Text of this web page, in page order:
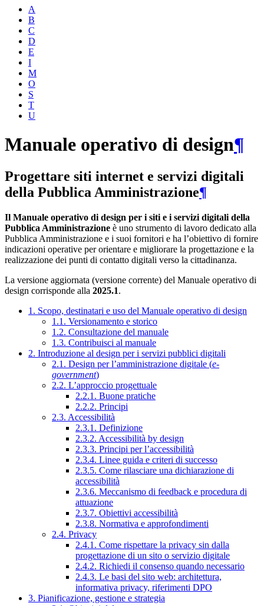
A
B
C
D
E
I
M
O
S
T
U
Manuale operativo di design¶
Progettare siti internet e servizi digitali
della Pubblica Amministrazione¶
Il Manuale operativo di design per i siti e i servizi digitali della
Pubblica Amministrazione è uno strumento di lavoro dedicato alla
Pubblica Amministrazione e i suoi fornitori e ha l’obiettivo di fornire
indicazioni operative per orientare e migliorare la progettazione e la
realizzazione dei punti di contatto digitali verso la cittadinanza.
La versione aggiornata (versione corrente) del Manuale operativo di
design corrisponde alla 2025.1.
1. Scopo, destinatari e uso del Manuale operativo di design
1.1. Versionamento e storico
1.2. Consultazione del manuale
1.3. Contribuisci al manuale
2. Introduzione al design per i servizi pubblici digitali
2.1. Design per l’amministrazione digitale (e-
government)
2.2. L’approccio progettuale
2.2.1. Buone pratiche
2.2.2. Principi
2.3. Accessibilità
2.3.1. Definizione
2.3.2. Accessibilità by design
2.3.3. Principi per l’accessibilità
2.3.4. Linee guida e criteri di successo
2.3.5. Come rilasciare una dichiarazione di
accessibilità
2.3.6. Meccanismo di feedback e procedura di
attuazione
2.3.7. Obiettivi accessibilità
2.3.8. Normativa e approfondimenti
2.4. Privacy
2.4.1. Come rispettare la privacy sin dalla
progettazione di un sito o servizio digitale
2.4.2. Richiedi il consenso quando necessario
2.4.3. Le basi del sito web: architettura,
informativa privacy, riferimenti DPO
3. Pianificazione, gestione e strategia